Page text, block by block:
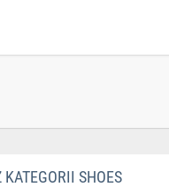
SHOES